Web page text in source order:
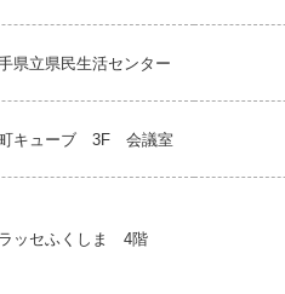
県立県民生活センター
キューブ 3F 会議室
ッセふくしま 4階